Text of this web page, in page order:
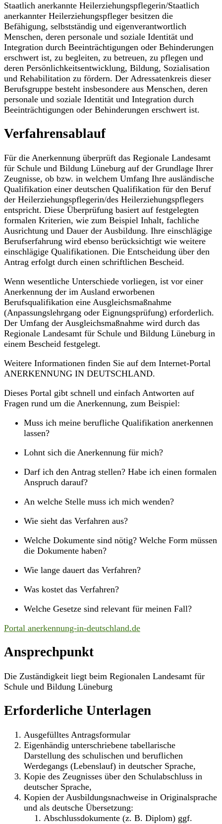
Staatlich anerkannte Heilerziehungspflegerin/Staatlich
anerkannter Heilerziehungspfleger besitzen die
Befähigung, selbstständig und eigenverantwortlich
Menschen, deren personale und soziale Identität und
Integration durch Beeinträchtigungen oder Behinderungen
erschwert ist, zu begleiten, zu betreuen, zu pflegen und
deren Persönlichkeitsentwicklung, Bildung, Sozialisation
und Rehabilitation zu fördern. Der Adressatenkreis dieser
Berufsgruppe besteht insbesondere aus Menschen, deren
personale und soziale Identität und Integration durch
Beeinträchtigungen oder Behinderungen erschwert ist.
Verfahrensablauf
Für die Anerkennung überprüft das Regionale Landesamt
für Schule und Bildung Lüneburg auf der Grundlage Ihrer
Zeugnisse, ob bzw. in welchem Umfang Ihre ausländische
Qualifikation einer deutschen Qualifikation für den Beruf
der Heilerziehungspflegerin/des Heilerziehungspflegers
entspricht. Diese Überprüfung basiert auf festgelegten
formalen Kriterien, wie zum Beispiel Inhalt, fachliche
Ausrichtung und Dauer der Ausbildung. Ihre einschlägige
Berufserfahrung wird ebenso berücksichtigt wie weitere
einschlägige Qualifikationen. Die Entscheidung über den
Antrag erfolgt durch einen schriftlichen Bescheid.
Wenn wesentliche Unterschiede vorliegen, ist vor einer
Anerkennung der im Ausland erworbenen
Berufsqualifikation eine Ausgleichsmaßnahme
(Anpassungslehrgang oder Eignungsprüfung) erforderlich.
Der Umfang der Ausgleichsmaßnahme wird durch das
Regionale Landesamt für Schule und Bildung Lüneburg in
einem Bescheid festgelegt.
Weitere Informationen finden Sie auf dem Internet-Portal
ANERKENNUNG IN DEUTSCHLAND.
Dieses Portal gibt schnell und einfach Antworten auf
Fragen rund um die Anerkennung, zum Beispiel:
Muss ich meine berufliche Qualifikation anerkennen
lassen?
Lohnt sich die Anerkennung für mich?
Darf ich den Antrag stellen? Habe ich einen formalen
Anspruch darauf?
An welche Stelle muss ich mich wenden?
Wie sieht das Verfahren aus?
Welche Dokumente sind nötig? Welche Form müssen
die Dokumente haben?
Wie lange dauert das Verfahren?
Was kostet das Verfahren?
Welche Gesetze sind relevant für meinen Fall?
Portal anerkennung-in-deutschland.de
Ansprechpunkt
Die Zuständigkeit liegt beim Regionalen Landesamt für
Schule und Bildung Lüneburg
Erforderliche Unterlagen
Ausgefülltes Antragsformular
Eigenhändig unterschriebene tabellarische
Darstellung des schulischen und beruflichen
Werdegangs (Lebenslauf) in deutscher Sprache,
Kopie des Zeugnisses über den Schulabschluss in
deutscher Sprache,
Kopien der Ausbildungsnachweise in Originalsprache
und als deutsche Übersetzung:
Abschlussdokumente (z. B. Diplom) ggf.